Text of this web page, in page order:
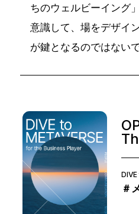
ちのウェルビーイング
意識して、場をデザイ
が鍵となるのではない
＃